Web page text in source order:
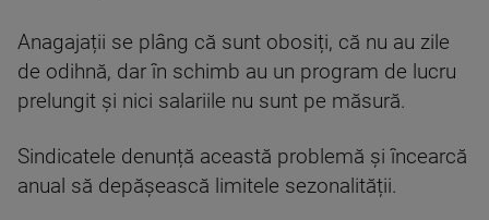
Anagajații se plâng că sunt obosiți, că nu au zile
de odihnă, dar în schimb au un program de lucru
prelungit și nici salariile nu sunt pe măsură.
Sindicatele denunță această problemă și încearcă
anual să depășească limitele sezonalității.